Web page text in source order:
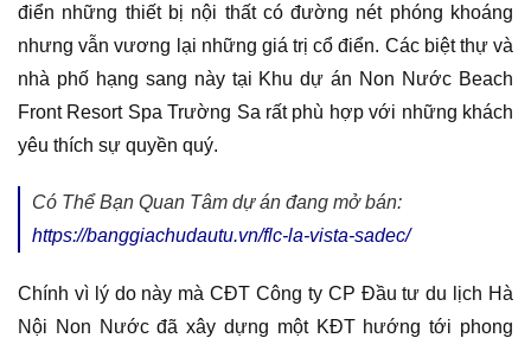
điển những thiết bị nội thất có đường nét phóng khoáng
nhưng vẫn vương lại những giá trị cổ điển. Các biệt thự và
nhà phố hạng sang này tại Khu dự án Non Nước Beach
Front Resort Spa Trường Sa rất phù hợp với những khách
yêu thích sự quyền quý.
Có Thể Bạn Quan Tâm dự án đang mở bán:
https://banggiachudautu.vn/flc-la-vista-sadec/
Chính vì lý do này mà CĐT Công ty CP Đầu tư du lịch Hà
Nội Non Nước đã xây dựng một KĐT hướng tới phong